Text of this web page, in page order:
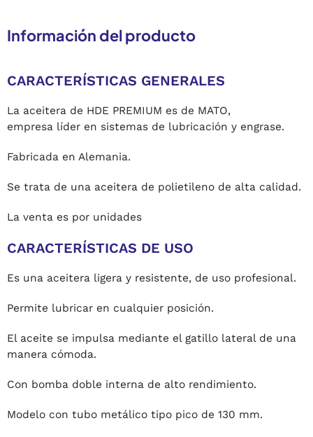
Información del producto
CARACTERÍSTICAS GENERALES
La aceitera de HDE PREMIUM es de MATO,
empresa líder en sistemas de lubricación y engrase.
Fabricada en Alemania.
Se trata de una aceitera de polietileno de alta calidad.
La venta es por unidades
CARACTERÍSTICAS DE USO
Es una aceitera ligera y resistente, de uso profesional.
Permite lubricar en cualquier posición.
El aceite se impulsa mediante el gatillo lateral de una
manera cómoda.
Con bomba doble interna de alto rendimiento.
Modelo con tubo metálico tipo pico de 130 mm.